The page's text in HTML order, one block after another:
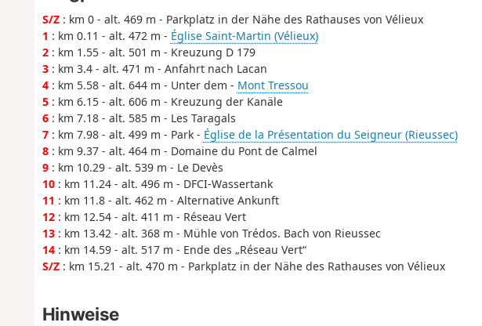
S/Z: km 0 - alt. 469 m - Parkplatz in der Nähe des Rathauses von Vélieux
1 : km 0.11 - alt. 472 m - Église Saint-Martin (Vélieux)
2: km 1.55 - alt. 501 m - Kreuzung D 179
3: km 3.4 - alt. 471 m - Anfahrt nach Lacan
4: km 5.58 - alt. 644 m - Unter dem - Mont Tressou
5: km 6.15 - alt. 606 m - Kreuzung der Kanäle
6: km 7.18 - alt. 585 m - Les Taragals
7: km 7.98 - alt. 499 m - Park - Église de la Présentation du Seigneur (Rieussec)
8: km 9.37 - alt. 464 m - Domaine du Pont de Calmel
9: km 10.29 - alt. 539 m - Le Devès
10: km 11.24 - alt. 496 m - DFCI-Wassertank
11 : km 11.8 - alt. 462 m - Alternative Ankunft
12: km 12.54 - alt. 411 m - Réseau Vert
13: km 13.42 - alt. 368 m - Mühle von Trédos. Bach von Rieussec
14: km 14.59 - alt. 517 m - Ende des „Réseau Vert“
S/Z: km 15.21 - alt. 470 m - Parkplatz in der Nähe des Rathauses von Vélieux
Hinweise